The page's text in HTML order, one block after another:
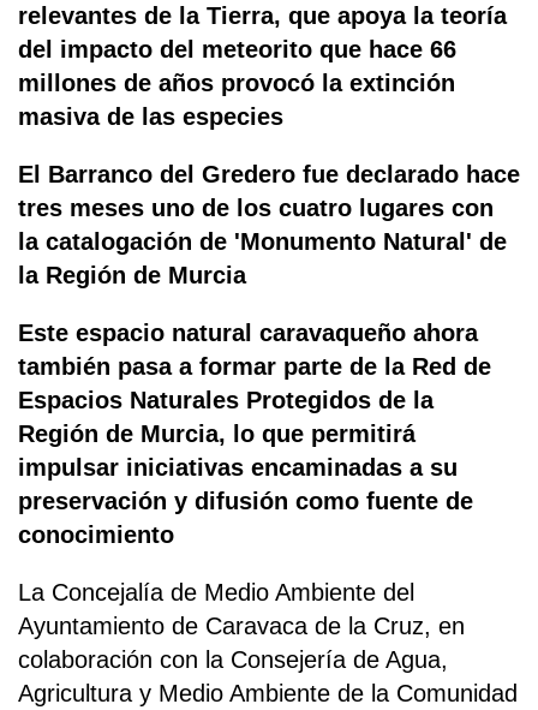
relevantes de la Tierra, que apoya la teoría
del impacto del meteorito que hace 66
millones de años provocó la extinción
masiva de las especies
El Barranco del Gredero fue declarado hace
tres meses uno de los cuatro lugares con
la catalogación de 'Monumento Natural' de
la Región de Murcia
Este espacio natural caravaqueño ahora
también pasa a formar parte de la Red de
Espacios Naturales Protegidos de la
Región de Murcia, lo que permitirá
impulsar iniciativas encaminadas a su
preservación y difusión como fuente de
conocimiento
La Concejalía de Medio Ambiente del
Ayuntamiento de Caravaca de la Cruz, en
colaboración con la Consejería de Agua,
Agricultura y Medio Ambiente de la Comunidad